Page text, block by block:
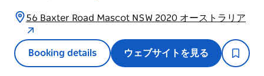
56 Baxter Road Mascot NSW 2020 オーストラリア
Booking details ウェブサイトを見る